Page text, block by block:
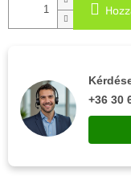
+36 30